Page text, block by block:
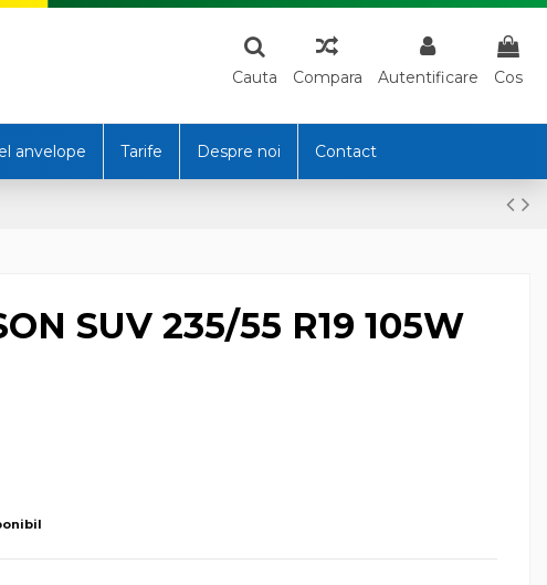
Cauta Compara Autentificare Cos
anvelope Tarife Despre noi Contact
SUV 235/55 R19 105W